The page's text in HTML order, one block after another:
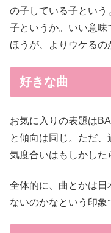
の子している子とい
子というか。いい意
ほうが、よりウケるの
好きな曲
お気に入りの表題は
と傾向は同じ。ただ
気度合いはもしかした
全体的に、曲とかは日
ないのかなという印象